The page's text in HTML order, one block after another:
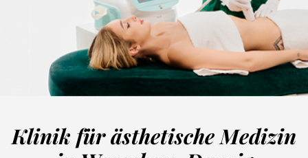
Klinik für ästhetische Medizin